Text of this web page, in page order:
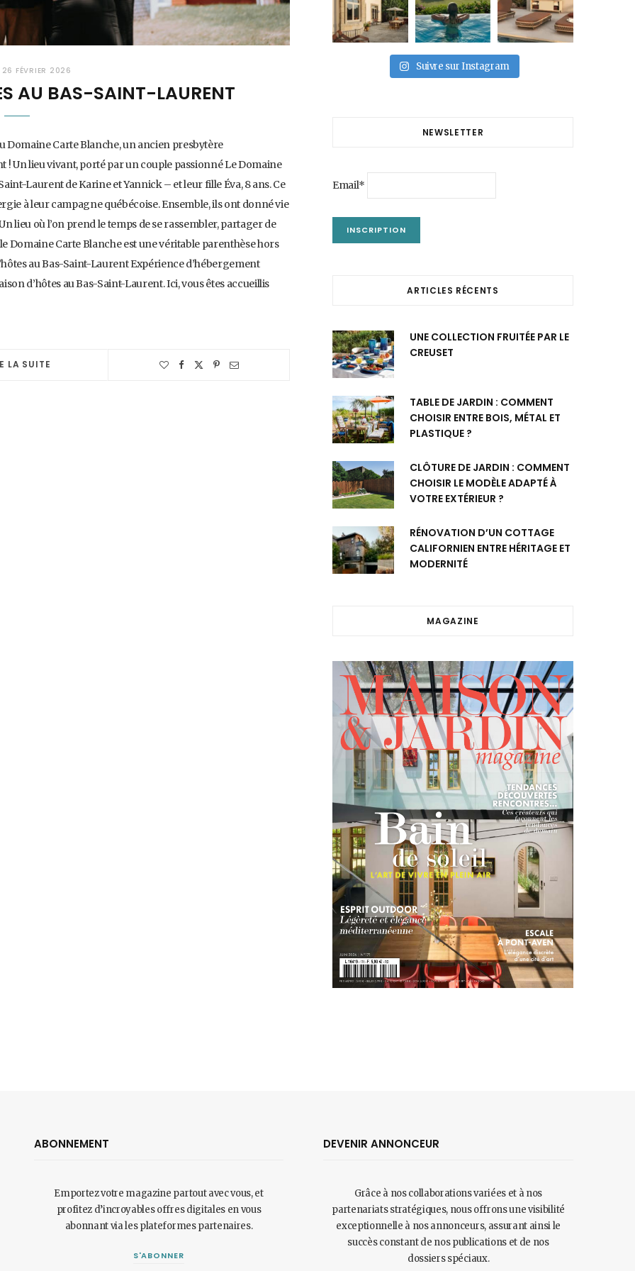
26 FÉVRIER 2026
AU BAS-SAINT-LAURENT
Domaine Carte Blanche, un ancien presbytère
! Un lieu vivant, porté par un couple passionné Le Domaine
Laurent de Karine et Yannick – et leur fille Éva, 8 ans. Ce
à leur campagne québécoise. Ensemble, ils ont donné vie
lieu où l’on prend le temps de se rassembler, partager de
Domaine Carte Blanche est une véritable parenthèse hors
au Bas-Saint-Laurent Expérience d’hébergement
d’hôtes au Bas-Saint-Laurent. Ici, vous êtes accueillis
LA SUITE
Suivre sur Instagram
NEWSLETTER
Email*
ARTICLES RÉCENTS
UNE COLLECTION FRUITÉE PAR LE
CREUSET
TABLE DE JARDIN : COMMENT
CHOISIR ENTRE BOIS, MÉTAL ET
PLASTIQUE ?
CLÔTURE DE JARDIN : COMMENT
CHOISIR LE MODÈLE ADAPTÉ À
VOTRE EXTÉRIEUR ?
RÉNOVATION D’UN COTTAGE
CALIFORNIEN ENTRE HÉRITAGE ET
MODERNITÉ
MAGAZINE
ABONNEMENT
Emportez votre magazine partout avec vous, et
profitez d’incroyables offres digitales en vous
abonnant via les plateformes partenaires.
S'ABONNER
DEVENIR ANNONCEUR
Grâce à nos collaborations variées et à nos
partenariats stratégiques, nous offrons une visibilité
exceptionnelle à nos annonceurs, assurant ainsi le
succès constant de nos publications et de nos
dossiers spéciaux.